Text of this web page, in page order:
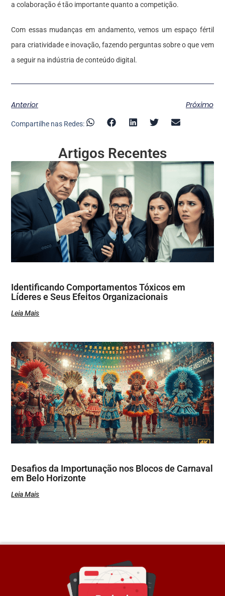
a colaboração é tão importante quanto a competição.
Com essas mudanças em andamento, vemos um espaço fértil
para criatividade e inovação, fazendo perguntas sobre o que vem
a seguir na indústria de conteúdo digital.
Anterior Próximo
Compartilhe nas Redes:
Artigos Recentes
Identificando Comportamentos Tóxicos em
Líderes e Seus Efeitos Organizacionais
Leia Mais
Desafios da Importunação nos Blocos de Carnaval
em Belo Horizonte
Leia Mais